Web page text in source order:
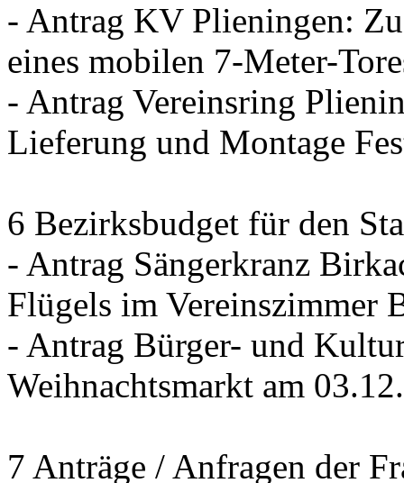
- Antrag KV Plieningen:
eines mobilen 7-Meter-
- Antrag Vereinsring
Lieferung und Montage
6 Bezirksbudget für den
- Antrag Sängerkranz
Flügels im Vereinszimmer
- Antrag Bürger- und
Weihnachtsmarkt am
7 Anträge / Anfragen der